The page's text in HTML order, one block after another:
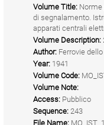
Volume Title:
di segnalamento.
apparati centrali
Volume Description:
Author: Ferrovie
Year: 1941
Volume Code:
Volume Note:
Access: Pubblico
Sequence: 243
File Name: